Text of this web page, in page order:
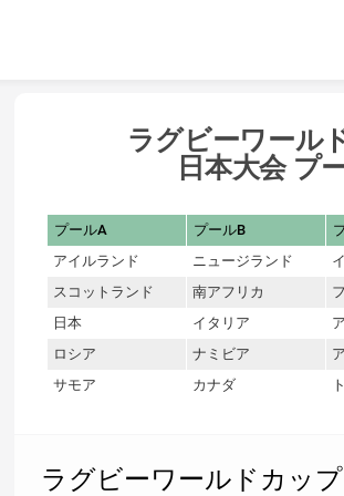
ラグビーワール
日本大会 プ
プールA プールB
アイルランド
ニュージランド
スコットランド
南アフリカ
日本
イタリア
ロシア
ナミビア
サモア
カナダ
ラグビーワールドカッ